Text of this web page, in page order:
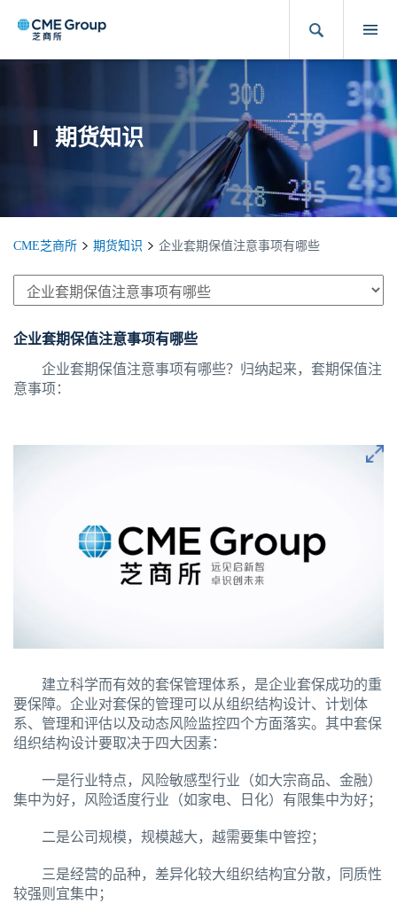
期货知识
CME芝商所 期货知识 企业套期保值注意事项有哪些
企业套期保值注意事项有哪些
企业套期保值注意事项有哪些？归纳起来，套期保值注
意事项：
建立科学而有效的套保管理体系，是企业套保成功的重
要保障。企业对套保的管理可以从组织结构设计、计划体
系、管理和评估以及动态风险监控四个方面落实。其中套保
组织结构设计要取决于四大因素：
一是行业特点，风险敏感型行业（如大宗商品、金融）
集中为好，风险适度行业（如家电、日化）有限集中为好；
二是公司规模，规模越大，越需要集中管控；
三是经营的品种，差异化较大组织结构宜分散，同质性
较强则宜集中；